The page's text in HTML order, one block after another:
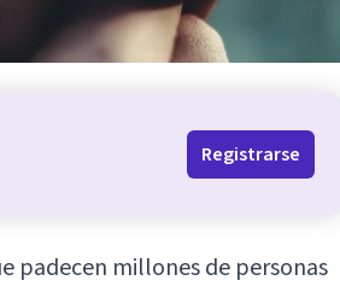
Registrarse
padecen millones de personas